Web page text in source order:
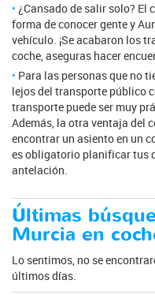
¿Cansado de salir solo? El
forma de conocer gente y
vehículo. ¡Se acabaron los
coche, aseguras hacer
Para las personas que no
lejos del transporte público
transporte puede ser muy
Además, la otra ventaja del
encontrar un asiento en un
es obligatorio planificar tus
antelación.
Últimas
Murcia en
Lo sentimos, no se
últimos días.